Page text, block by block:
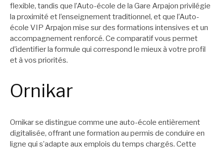
flexible, tandis que l’Auto-école de la Gare Arpajon privilégie
la proximité et l’enseignement traditionnel, et que l’Auto-
école VIP Arpajon mise sur des formations intensives et un
accompagnement renforcé. Ce comparatif vous permet
d’identifier la formule qui correspond le mieux à votre profil
et à vos priorités.
Ornikar
Ornikar se distingue comme une auto-école entièrement
digitalisée, offrant une formation au permis de conduire en
ligne qui s’adapte aux emplois du temps chargés. Cette